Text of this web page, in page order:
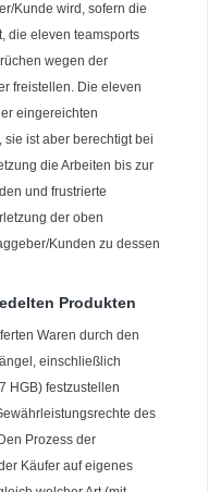
Kunde wird, sofern die
die eleven teamsports
wegen der
freistellen. Die eleven
eingereichten
sie ist aber berechtigt bei
die Arbeiten bis zur
und frustrierte
der oben
Kunden zu dessen
Produkten
Waren durch den
einschließlich
HGB) festzustellen
des
Prozess der
Käufer auf eigenes